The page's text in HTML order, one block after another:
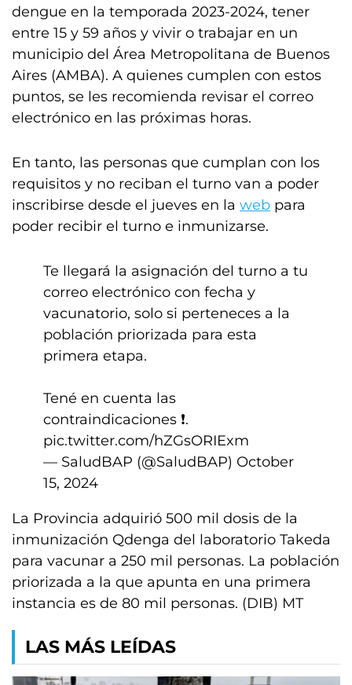
dengue en la temporada 2023-2024, tener
entre 15 y 59 años y vivir o trabajar en un
municipio del Área Metropolitana de Buenos
Aires (AMBA). A quienes cumplen con estos
puntos, se les recomienda revisar el correo
electrónico en las próximas horas.
En tanto, las personas que cumplan con los
requisitos y no reciban el turno van a poder
inscribirse desde el jueves en la web para
poder recibir el turno e inmunizarse.
Te llegará la asignación del turno a tu
correo electrónico con fecha y
vacunatorio, solo si perteneces a la
población priorizada para esta
primera etapa.
Tené en cuenta las
contraindicaciones ❗️.
pic.twitter.com/hZGsORIExm
— SaludBAP (@SaludBAP) October
15, 2024
La Provincia adquirió 500 mil dosis de la
inmunización Qdenga del laboratorio Takeda
para vacunar a 250 mil personas. La población
priorizada a la que apunta en una primera
instancia es de 80 mil personas. (DIB) MT
LAS MÁS LEÍDAS